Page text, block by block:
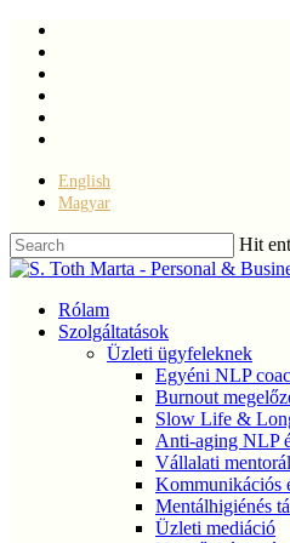
Skip
main
content
English
Magyar
Hit
Close
Menu
Rólam
Szolgáltatások
Üzleti ügyfeleknek
Egyéni NLP
Burnout
Slow Life &
Anti-aging NLP
Vállalati
Kommunikációs
Mentálhigiénés
Üzleti mediáció